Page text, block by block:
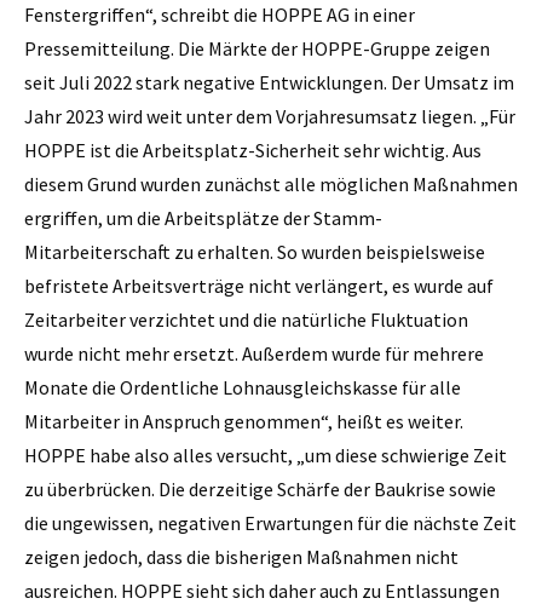
Fenstergriffen“, schreibt die HOPPE AG in einer
Pressemitteilung. Die Märkte der HOPPE-Gruppe zeigen
seit Juli 2022 stark negative Entwicklungen. Der Umsatz im
Jahr 2023 wird weit unter dem Vorjahresumsatz liegen. „Für
HOPPE ist die Arbeitsplatz-Sicherheit sehr wichtig. Aus
diesem Grund wurden zunächst alle möglichen Maßnahmen
ergriffen, um die Arbeitsplätze der Stamm-
Mitarbeiterschaft zu erhalten. So wurden beispielsweise
befristete Arbeitsverträge nicht verlängert, es wurde auf
Zeitarbeiter verzichtet und die natürliche Fluktuation
wurde nicht mehr ersetzt. Außerdem wurde für mehrere
Monate die Ordentliche Lohnausgleichskasse für alle
Mitarbeiter in Anspruch genommen“, heißt es weiter.
HOPPE habe also alles versucht, „um diese schwierige Zeit
zu überbrücken. Die derzeitige Schärfe der Baukrise sowie
die ungewissen, negativen Erwartungen für die nächste Zeit
zeigen jedoch, dass die bisherigen Maßnahmen nicht
ausreichen. HOPPE sieht sich daher auch zu Entlassungen